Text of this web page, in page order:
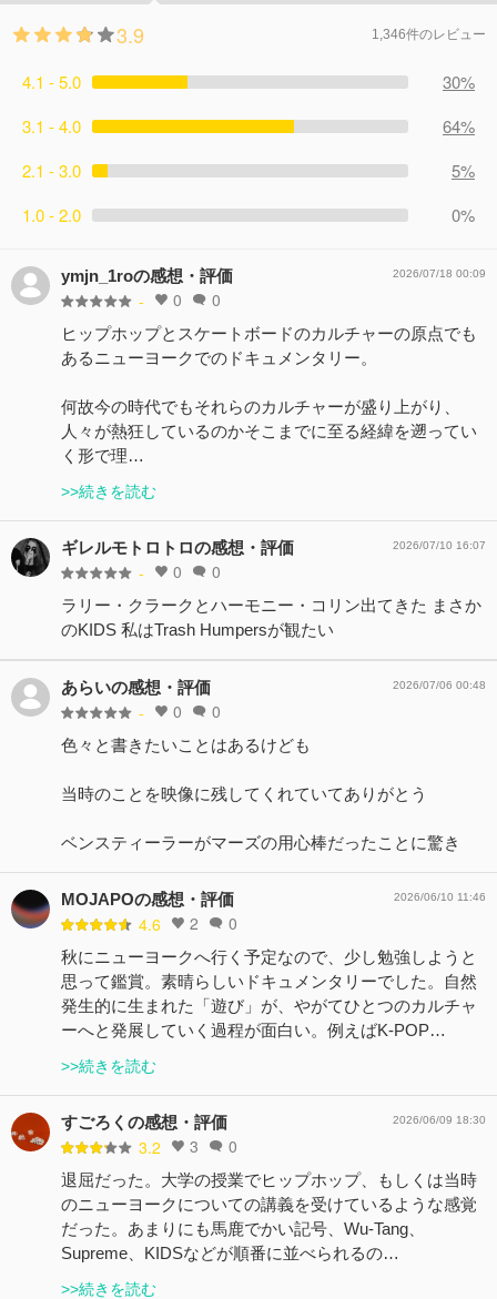
3.9 1,346件のレビュー
4.1 - 5.0
30%
3.1 - 4.0
64%
2.1 - 3.0
5%
1.0 - 2.0
0%
ymjn_1roの感想・評価
- 0 0
2026/07/18 00:09
ヒップホップとスケートボードのカルチャーの原点でも
あるニューヨークでのドキュメンタリー。
何故今の時代でもそれらのカルチャーが盛り上がり、
人々が熱狂しているのかそこまでに至る経緯を遡ってい
く形で理…
>>続きを読む
ギレルモトロトロの感想・評価
- 0 0
2026/07/10 16:07
ラリー・クラークとハーモニー・コリン出てきた まさか
のKIDS 私はTrash Humpersが観たい
あらいの感想・評価
- 0 0
2026/07/06 00:48
色々と書きたいことはあるけども
当時のことを映像に残してくれていてありがとう
ベンスティーラーがマーズの用心棒だったことに驚き
MOJAPOの感想・評価
4.6 2 0
2026/06/10 11:46
秋にニューヨークへ行く予定なので、少し勉強しようと
思って鑑賞。素晴らしいドキュメンタリーでした。自然
発生的に生まれた「遊び」が、やがてひとつのカルチャ
ーへと発展していく過程が面白い。例えばK-POP…
>>続きを読む
すごろくの感想・評価
3.2 3 0
2026/06/09 18:30
退屈だった。大学の授業でヒップホップ、もしくは当時
のニューヨークについての講義を受けているような感覚
だった。あまりにも馬鹿でかい記号、Wu-Tang、
Supreme、KIDSなどが順番に並べられるの…
>>続きを読む